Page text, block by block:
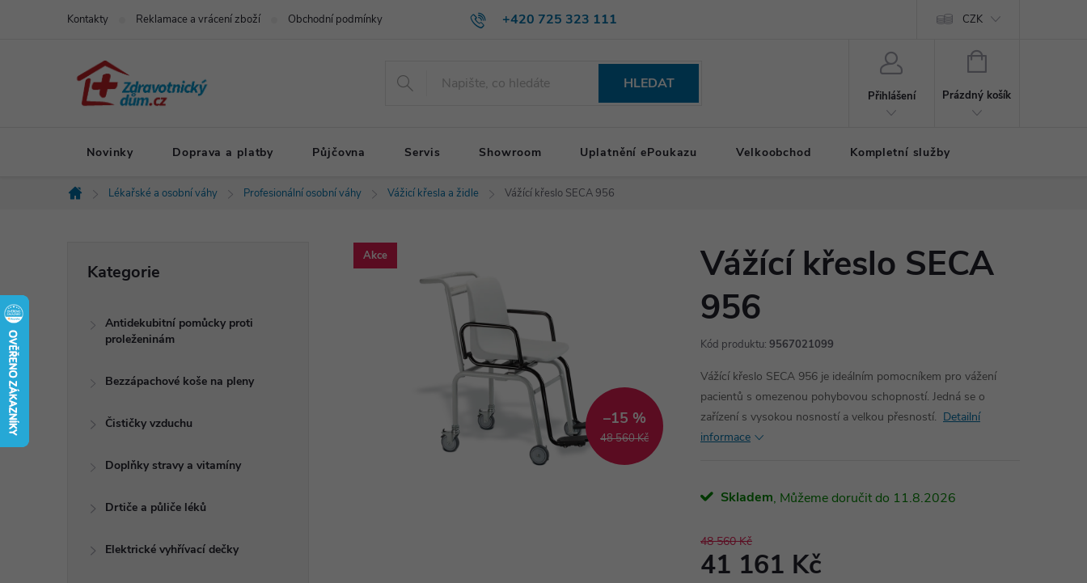
+420 725 323 111
Kontakty Reklamace a vrácení zboží Obchodní podmínky CZK
HLEDAT
Přihlášení
NÁKUPNÍ
Prázdný košík
Novinky Doprava a platby Půjčovna Servis Showroom Uplatnění ePoukazu Velkoobchod Kompletní služby
Domů
Lékařské a osobní váhy Profesionální osobní váhy Vážicí křesla a židle Vážící křeslo SECA 956
kategorie
Kategorie
Antidekubitní pomůcky proti
proleženinám
Bezzápachové koše na pleny
Čističky vzduchu
Doplňky stravy a vitamíny
Drtiče a půliče léků
Elektrické vyhřívací dečky
Akce
48 560 Kč
–15 %
Vážící křeslo SECA
956
Kód produktu: 9567021099
Vážící křeslo SECA 956 je ideálním pomocníkem pro vážení
pacientů s omezenou pohybovou schopností. Jedná se o
zařízení s vysokou nosností a velkou přesností. Detailní
informace
Skladem 11.8.2026
48 560 Kč
41 161 Kč